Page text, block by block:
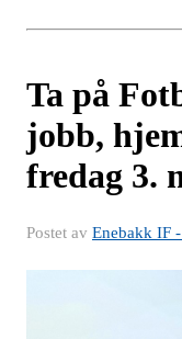
Ta på
jobb,
fredag 3.
Postet av Enebakk IF